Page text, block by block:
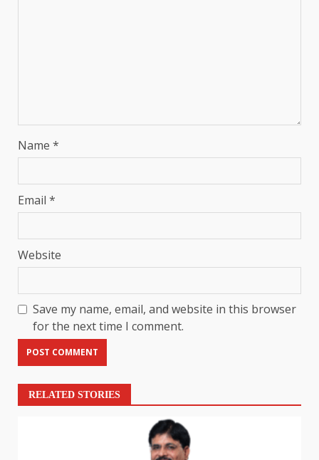
Name *
Email *
Website
Save my name, email, and website in this browser
for the next time I comment.
RELATED STORIES